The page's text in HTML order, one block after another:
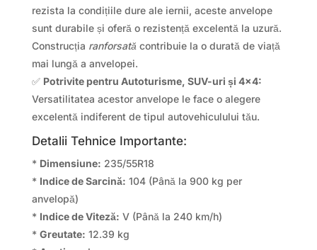
rezista la condițiile dure ale iernii, aceste anvelope
sunt durabile și oferă o rezistență excelentă la uzură.
Construcția ranforsată contribuie la o durată de viață
mai lungă a anvelopei.
✅ Potrivite pentru Autoturisme, SUV-uri și 4×4:
Versatilitatea acestor anvelope le face o alegere
excelentă indiferent de tipul autovehiculului tău.
Detalii Tehnice Importante:
* Dimensiune: 235/55R18
* Indice de Sarcină: 104 (Până la 900 kg per
anvelopă)
* Indice de Viteză: V (Până la 240 km/h)
* Greutate: 12.39 kg